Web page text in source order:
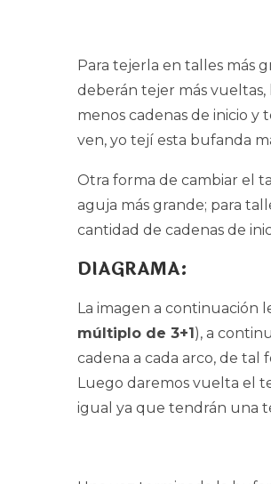
Para tejerla en talles más
deberán tejer más
menos cadenas de inicio
ven, yo tejí esta bufanda
Otra forma de cambiar el
aguja más grande; para
cantidad de cadenas de
DIAGRAMA:
La imagen a continuación
múltiplo de 3+1), a
cadena a cada arco, de
Luego daremos vuelta el
igual ya que tendrán una